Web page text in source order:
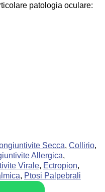
patologia oculare:
Secca, Collirio,
Allergica,
Virale, Ectropion,
, Ptosi Palpebrali